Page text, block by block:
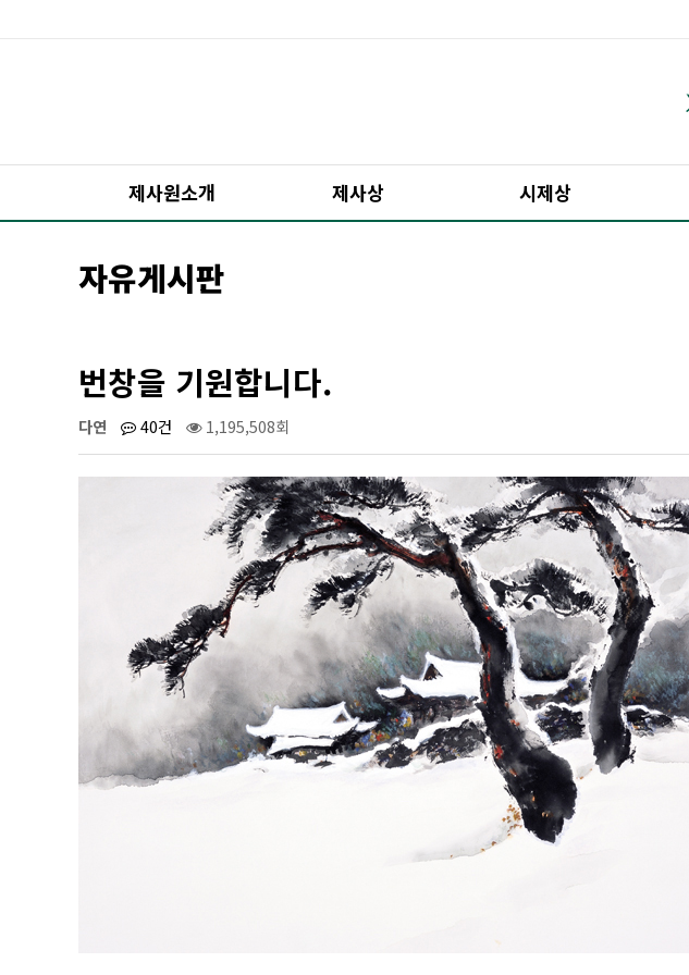
제사원소개 제사상 시제상
자유게시판
번창을 기원합니다.
다연 40건 1,195,508회